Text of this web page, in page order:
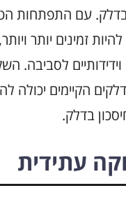
בדלק. עם התפתחות
זמינים יותר
וידידותיים לסביבה.
הקיימים יכולה
בדלק.
עתידית